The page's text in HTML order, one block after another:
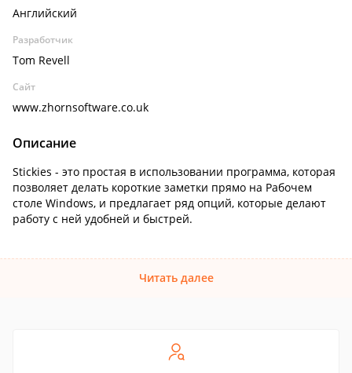
Английский
Разработчик
Tom Revell
Сайт
www.zhornsoftware.co.uk
Описание
Stickies - это простая в использовании программа, которая
позволяет делать короткие заметки прямо на Рабочем
столе Windows, и предлагает ряд опций, которые делают
работу с ней удобней и быстрей.
Читать далее